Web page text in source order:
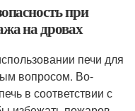
при
на дровах
печи для
вопросом. Во-
в соответствии с